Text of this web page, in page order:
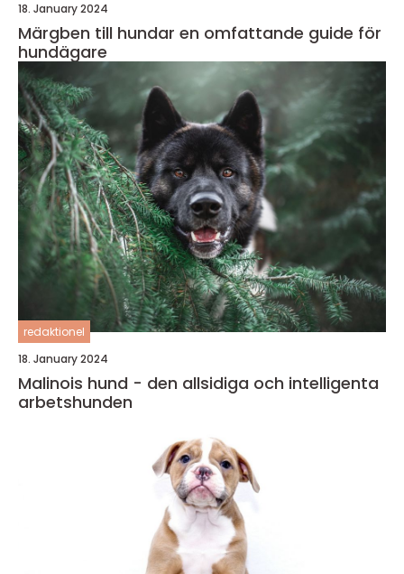
18. January 2024
Märgben till hundar en omfattande guide för
hundägare
redaktionel
18. January 2024
Malinois hund - den allsidiga och intelligenta
arbetshunden